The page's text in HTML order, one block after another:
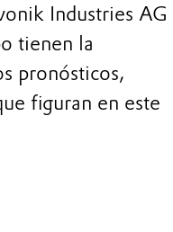
Industries AG
tienen la
pronósticos,
figuran en este